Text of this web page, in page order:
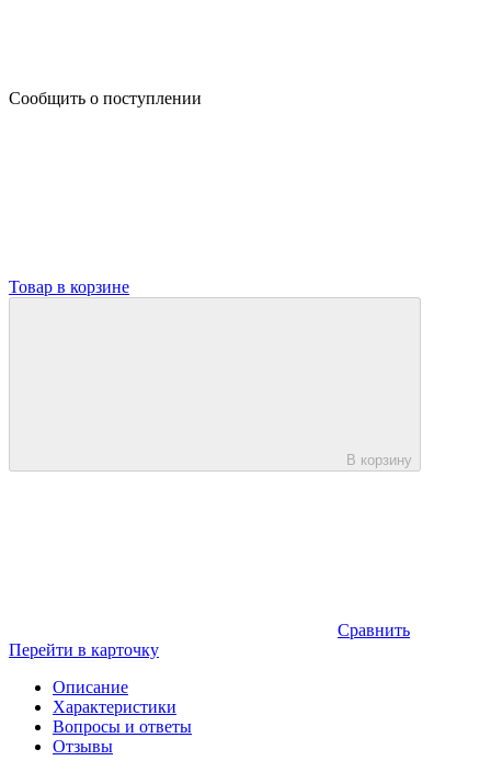
Сообщить о поступлении
Товар в корзине
В корзину
Сравнить
Перейти в карточку
Описание
Характеристики
Вопросы и ответы
Отзывы